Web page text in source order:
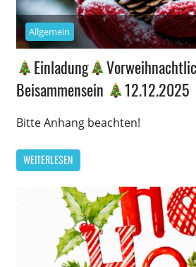
Allgemein
Einladung
Beisammensein
12.12.2025
Bitte Anhang beachten!
WEITERLESEN